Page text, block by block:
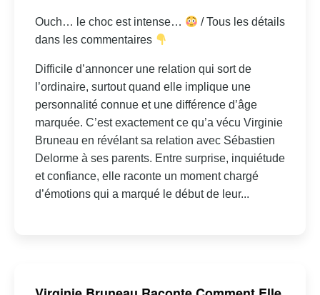
Ouch… le choc est intense…
/ Tous les détails
dans les commentaires
Difficile d’annoncer une relation qui sort de
l’ordinaire, surtout quand elle implique une
personnalité connue et une différence d’âge
marquée. C’est exactement ce qu’a vécu Virginie
Bruneau en révélant sa relation avec Sébastien
Delorme à ses parents. Entre surprise, inquiétude
et confiance, elle raconte un moment chargé
d’émotions qui a marqué le début de leur...